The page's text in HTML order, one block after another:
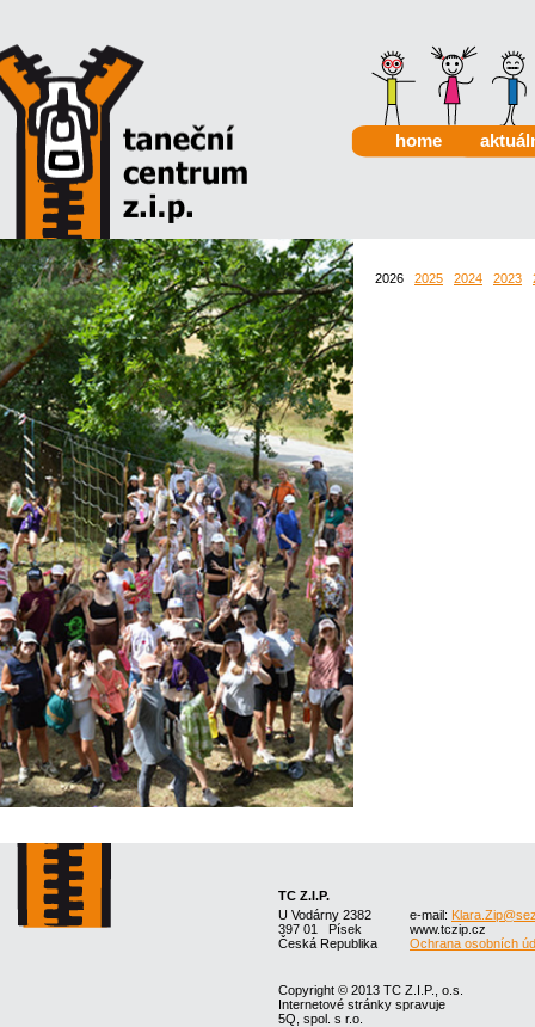
home
2026 2025 2024 2023
TC Z.I.P.
U Vodárny 2382
397 01 Písek
Česká Republika
e-mail:
www.tczip.cz
Ochrana osobních
Copyright © 2013 TC Z.I.P., o.s.
Internetové stránky spravuje
5Q, spol. s r.o.